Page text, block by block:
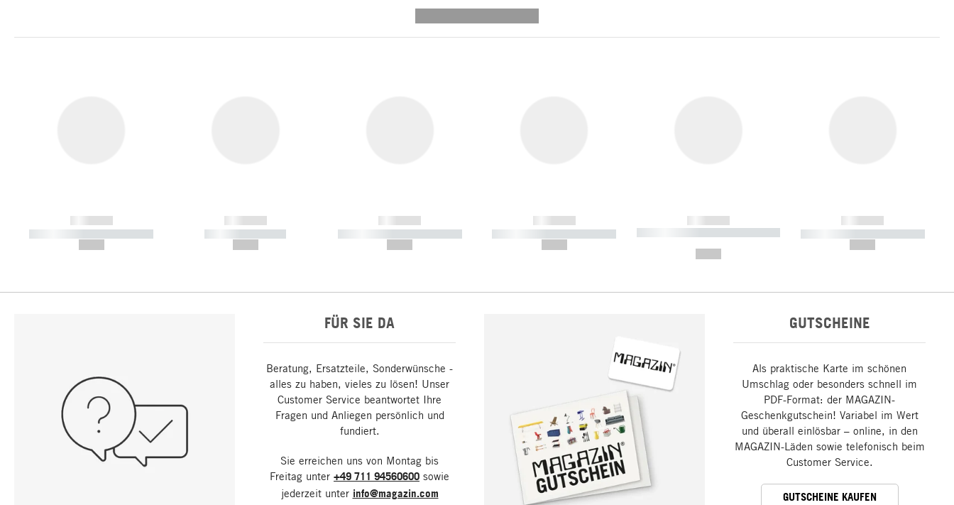
------------
----------- ----------- -----------
------------
----------- -----------
------------
----------- ----------- -----------
------------
----------- ----------- -----------
------------
----------- ----------- ----------- ----
------------
----------- ----------- -----------
FÜR SIE DA
Beratung, Ersatzteile, Sonderwünsche -
alles zu haben, vieles zu lösen! Unser
Customer Service beantwortet Ihre
Fragen und Anliegen persönlich und
fundiert.
Sie erreichen uns von Montag bis
Freitag unter +49 711 94560600 sowie
jederzeit unter info@magazin.com
GUTSCHEINE
Als praktische Karte im schönen
Umschlag oder besonders schnell im
PDF-Format: der MAGAZIN-
Geschenkgutschein! Variabel im Wert
und überall einlösbar – online, in den
MAGAZIN-Läden sowie telefonisch beim
Customer Service.
GUTSCHEINE KAUFEN